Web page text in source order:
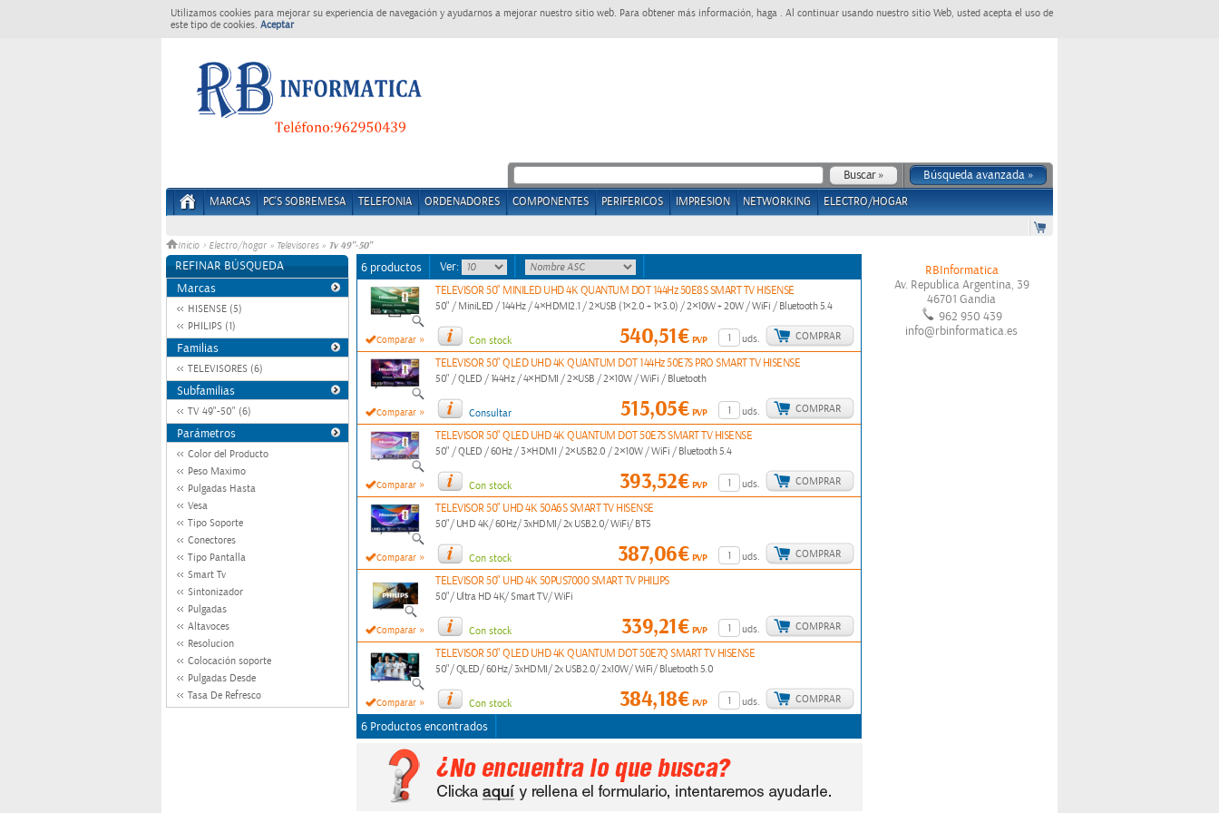
Utilizamos cookies para mejorar su experiencia de navegación y ayudarnos a mejorar nuestro sitio web. Para obtener más información, haga . Al continuar usando nuestro sitio Web, usted acepta el uso de
este tipo de cookies. Aceptar
Búsqueda avanzada »
MARCAS PC'S SOBREMESA TELEFONIA ORDENADORES COMPONENTES PERIFERICOS IMPRESION NETWORKING ELECTRO/HOGAR
Inicio > Electro/hogar » Televisores » Tv 49"-50"
REFINAR BÚSQUEDA
Marcas
HISENSE (5)
PHILIPS (1)
Familias
TELEVISORES (6)
Subfamilias
TV 49"-50" (6)
Parámetros
Color del Producto
Peso Maximo
Pulgadas Hasta
Vesa
Tipo Soporte
Conectores
Tipo Pantalla
Smart Tv
Sintonizador
Pulgadas
Altavoces
Resolucion
Colocación soporte
Pulgadas Desde
Tasa De Refresco
6 productos Ver:
Comparar »
TELEVISOR 50" MINILED UHD 4K QUANTUM DOT 144Hz 50E8S SMART TV HISENSE
50" / MiniLED / 144Hz / 4×HDMI2.1 / 2×USB (1×2.0 + 1×3.0) / 2×10W + 20W / WiFi / Bluetooth 5.4
Con stock uds. COMPRAR
540,51€PVP
Comparar »
TELEVISOR 50" QLED UHD 4K QUANTUM DOT 144Hz 50E7S PRO SMART TV HISENSE
50" / QLED / 144Hz / 4×HDMI / 2×USB / 2×10W / WiFi / Bluetooth
Consultar uds. COMPRAR
515,05€PVP
Comparar »
TELEVISOR 50" QLED UHD 4K QUANTUM DOT 50E7S SMART TV HISENSE
50" / QLED / 60Hz / 3×HDMI / 2×USB2.0 / 2×10W / WiFi / Bluetooth 5.4
Con stock uds. COMPRAR
393,52€PVP
Comparar »
TELEVISOR 50" UHD 4K 50A6S SMART TV HISENSE
50"/ UHD 4K/ 60Hz/ 3xHDMI/ 2x USB2.0/ WiFi/ BT5
Con stock uds. COMPRAR
387,06€PVP
Comparar »
TELEVISOR 50" UHD 4K 50PUS7000 SMART TV PHILIPS
50"/ Ultra HD 4K/ Smart TV/ WiFi
Con stock uds. COMPRAR
339,21€PVP
Comparar »
TELEVISOR 50" QLED UHD 4K QUANTUM DOT 50E7Q SMART TV HISENSE
50"/ QLED/ 60Hz/ 3xHDMI/ 2x USB2.0/ 2x10W/ WiFi/ Bluetooth 5.0
Con stock uds. COMPRAR
384,18€PVP
6 Productos encontrados
RBInformatica
Av. Republica Argentina, 39
46701 Gandia
962 950 439
info@rbinformatica.es